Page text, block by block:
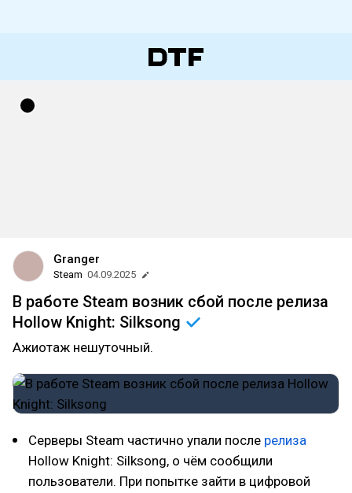
Granger
Steam 04.09.2025
В работе Steam возник сбой после релиза
Hollow Knight: Silksong
Ажиотаж нешуточный.
Серверы Steam частично упали после релиза
Hollow Knight: Silksong, о чём сообщили
пользователи. При попытке зайти в цифровой